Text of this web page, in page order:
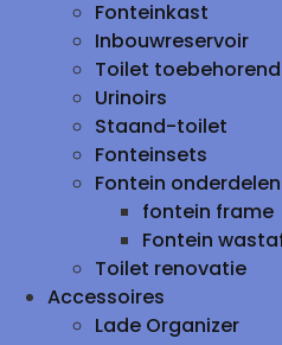
Fonteinkast
Inbouwreservoir
Toilet
Urinoirs
Staand-toilet
Fonteinsets
Fontein onderdelen
fontein frame
Fontein
Toilet renovatie
Accessoires
Lade Organizer